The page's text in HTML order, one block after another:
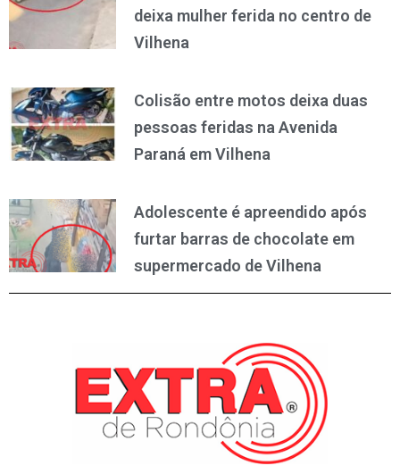
deixa mulher ferida no centro de
Vilhena
Colisão entre motos deixa duas
pessoas feridas na Avenida
Paraná em Vilhena
Adolescente é apreendido após
furtar barras de chocolate em
supermercado de Vilhena